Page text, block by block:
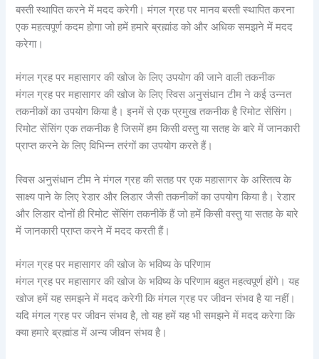
बस्ती स्थापित करने में मदद करेगी। मंगल ग्रह पर मानव बस्ती स्थापित करना
एक महत्वपूर्ण कदम होगा जो हमें हमारे ब्रह्मांड को और अधिक समझने में मदद
करेगा।
मंगल ग्रह पर महासागर की खोज के लिए उपयोग की जाने वाली तकनीक
मंगल ग्रह पर महासागर की खोज के लिए स्विस अनुसंधान टीम ने कई उन्नत
तकनीकों का उपयोग किया है। इनमें से एक प्रमुख तकनीक है रिमोट सेंसिंग।
रिमोट सेंसिंग एक तकनीक है जिसमें हम किसी वस्तु या सतह के बारे में जानकारी
प्राप्त करने के लिए विभिन्न तरंगों का उपयोग करते हैं।
स्विस अनुसंधान टीम ने मंगल ग्रह की सतह पर एक महासागर के अस्तित्व के
साक्ष्य पाने के लिए रेडार और लिडार जैसी तकनीकों का उपयोग किया है। रेडार
और लिडार दोनों ही रिमोट सेंसिंग तकनीकें हैं जो हमें किसी वस्तु या सतह के बारे
में जानकारी प्राप्त करने में मदद करती हैं।
मंगल ग्रह पर महासागर की खोज के भविष्य के परिणाम
मंगल ग्रह पर महासागर की खोज के भविष्य के परिणाम बहुत महत्वपूर्ण होंगे। यह
खोज हमें यह समझने में मदद करेगी कि मंगल ग्रह पर जीवन संभव है या नहीं।
यदि मंगल ग्रह पर जीवन संभव है, तो यह हमें यह भी समझने में मदद करेगा कि
क्या हमारे ब्रह्मांड में अन्य जीवन संभव है।